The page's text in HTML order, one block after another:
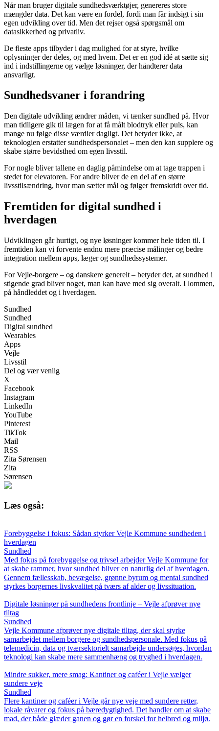
Når man bruger digitale sundhedsværktøjer, genereres store
mængder data. Det kan være en fordel, fordi man får indsigt i sin
egen udvikling over tid. Men det rejser også spørgsmål om
datasikkerhed og privatliv.
De fleste apps tilbyder i dag mulighed for at styre, hvilke
oplysninger der deles, og med hvem. Det er en god idé at sætte sig
ind i indstillingerne og vælge løsninger, der håndterer data
ansvarligt.
Sundhedsvaner i forandring
Den digitale udvikling ændrer måden, vi tænker sundhed på. Hvor
man tidligere gik til lægen for at få målt blodtryk eller puls, kan
mange nu følge disse værdier dagligt. Det betyder ikke, at
teknologien erstatter sundhedspersonalet – men den kan supplere og
skabe større bevidsthed om egen livsstil.
For nogle bliver tallene en daglig påmindelse om at tage trappen i
stedet for elevatoren. For andre bliver de en del af en større
livsstilsændring, hvor man sætter mål og følger fremskridt over tid.
Fremtiden for digital sundhed i
hverdagen
Udviklingen går hurtigt, og nye løsninger kommer hele tiden til. I
fremtiden kan vi forvente endnu mere præcise målinger og bedre
integration mellem apps, læger og sundhedssystemer.
For Vejle-borgere – og danskere generelt – betyder det, at sundhed i
stigende grad bliver noget, man kan have med sig overalt. I lommen,
på håndleddet og i hverdagen.
Sundhed
Sundhed
Digital sundhed
Wearables
Apps
Vejle
Livsstil
Del og vær venlig
X
Facebook
Instagram
LinkedIn
YouTube
Pinterest
TikTok
Mail
RSS
Zita Sørensen
Zita
Sørensen
Læs også:
Forebyggelse i fokus: Sådan styrker Vejle Kommune sundheden i
hverdagen
Sundhed
Med fokus på forebyggelse og trivsel arbejder Vejle Kommune for
at skabe rammer, hvor sundhed bliver en naturlig del af hverdagen.
Gennem fællesskab, bevægelse, grønne byrum og mental sundhed
styrkes borgernes livskvalitet på tværs af alder og livssituation.
Digitale løsninger på sundhedens frontlinje – Vejle afprøver nye
tiltag
Sundhed
Vejle Kommune afprøver nye digitale tiltag, der skal styrke
samarbejdet mellem borgere og sundhedspersonale. Med fokus på
telemedicin, data og tværsektorielt samarbejde undersøges, hvordan
teknologi kan skabe mere sammenhæng og tryghed i hverdagen.
Mindre sukker, mere smag: Kantiner og caféer i Vejle vælger
sundere veje
Sundhed
Flere kantiner og caféer i Vejle går nye veje med sundere retter,
lokale råvarer og fokus på bæredygtighed. Det handler om at skabe
mad, der både glæder ganen og gør en forskel for helbred og miljø.